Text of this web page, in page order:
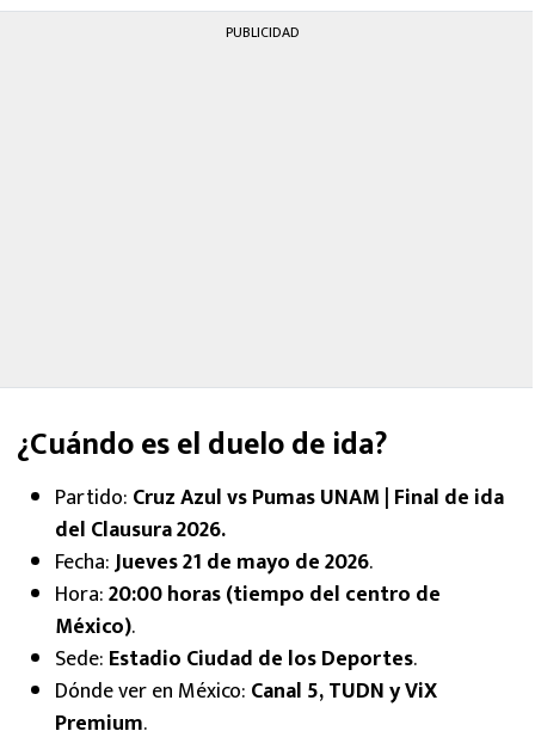
PUBLICIDAD
¿Cuándo es el duelo de ida?
Partido: Cruz Azul vs Pumas UNAM | Final de ida
del Clausura 2026.
Fecha:Jueves 21 de mayo de 2026.
Hora:20:00 horas (tiempo del centro de
México).
Sede: Estadio Ciudad de los Deportes.
Dónde ver en México: Canal 5, TUDN y ViX
Premium.